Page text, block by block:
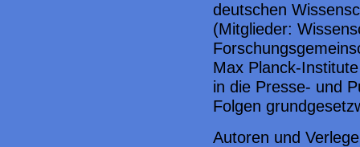
deutschen
(Mitglieder:
Max Planck-
in die Presse- und
Folgen
Autoren und